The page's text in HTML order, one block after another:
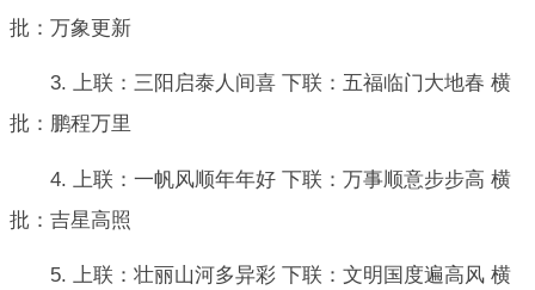
批：万象更新
3. 上联：三阳启泰人间喜 下联：五福临门大地春 横
批：鹏程万里
4. 上联：一帆风顺年年好 下联：万事顺意步步高 横
批：吉星高照
5. 上联：壮丽山河多异彩 下联：文明国度遍高风 横